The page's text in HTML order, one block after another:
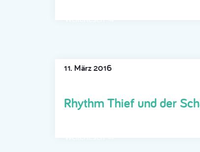
11. März 2016
Rhythm Thief und der